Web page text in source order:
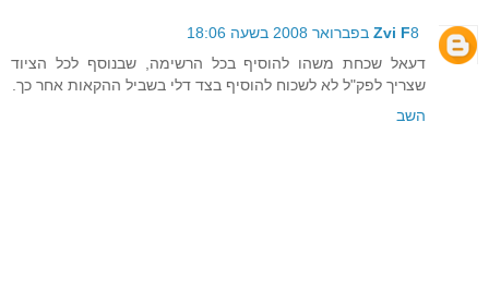
Zvi F8 בפברואר 2008 בשעה 18:06
דעאל שכחת משהו להוסיף בכל הרשימה, שבנוסף לכל הציוד
שצריך לפק"ל לא לשכוח להוסיף בצד דלי בשביל ההקאות אחר כך.
השב